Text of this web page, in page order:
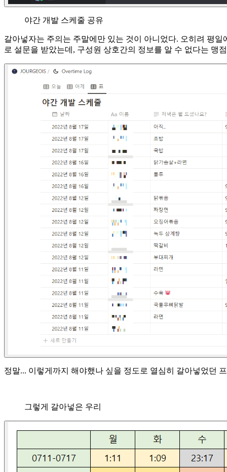
야간 개발 스케줄 공유
갈아넣자는 주의는 주말에만 있는 것이 아니었다. 오히려 평
로 설문을 받았는데, 구성원 상호간의 정보를 알 수 없다는 맹
정말... 이렇게까지 해야했나 싶을 정도로 열심히 갈아넣었던
그렇게 갈아넣은 우리